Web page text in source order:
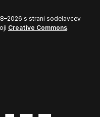
s strani sodelavcev
Creative Commons.